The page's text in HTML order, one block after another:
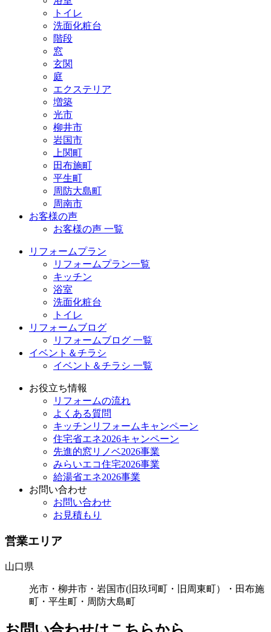
トイレ
洗面化粧台
階段
窓
玄関
庭
エクステリア
増築
光市
柳井市
岩国市
上関町
田布施町
平生町
周防大島町
周南市
お客様の声
お客様の声 一覧
リフォームプラン
リフォームプラン一覧
キッチン
浴室
洗面化粧台
トイレ
リフォームブログ
リフォームブログ 一覧
イベント＆チラシ
イベント＆チラシ 一覧
お役立ち情報
リフォームの流れ
よくある質問
キッチンリフォームキャンペーン
住宅省エネ2026キャンペーン
先進的窓リノベ2026事業
みらいエコ住宅2026事業
給湯省エネ2026事業
お問い合わせ
お問い合わせ
お見積もり
営業エリア
山口県
光市・柳井市・岩国市(旧玖珂町・旧周東町）・田布施
町・平生町・周防大島町